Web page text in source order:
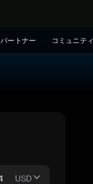
パートナー コミュニティ
USD